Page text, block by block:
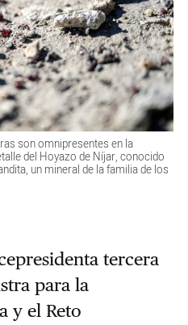
son omnipresentes en la
del Hoyazo de Níjar, conocido
un mineral de la familia de los
tercera
para la
y el Reto